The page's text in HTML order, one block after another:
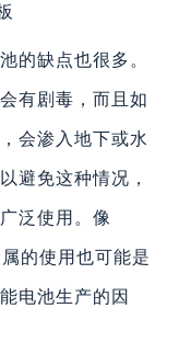
缺点也很多。
有剧毒，而且如
会渗入地下或水
避免这种情况，
泛使用。像
的使用也可能是
电池生产的因